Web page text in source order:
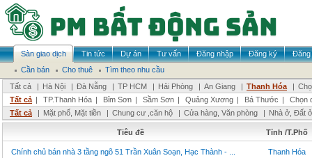
Sàn giao dịch Tin tức Dự án Tư vấn Đăng nhập Đăng ký
Đăng
Cần bán
Cho thuê
Tìm theo nhu cầu
Tất cả
| Hà Nội | Đà Nẵng | TP HCM | Hải Phòng | An Giang | Thanh Hóa |
Tất cả | TP.Thanh Hóa | Bỉm Sơn | Sầm Sơn | Quảng Xương | Bá Thước |
Chọn
Tất cả
| Mặt phố, Mặt tiền | Chung cư ,căn hộ | Cửa hàng, Văn phòng | Nhà ở, Đất ở
Tiêu đề Tỉnh /T.Phố
Chính chủ bán nhà 3 tầng ngõ 51 Trần Xuân Soạn, Hạc Thành - ... Thanh Hóa